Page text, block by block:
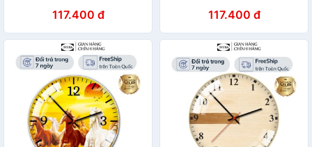
gỗ cao cấp.117.400 đ
inuka.decor.117.400 đ